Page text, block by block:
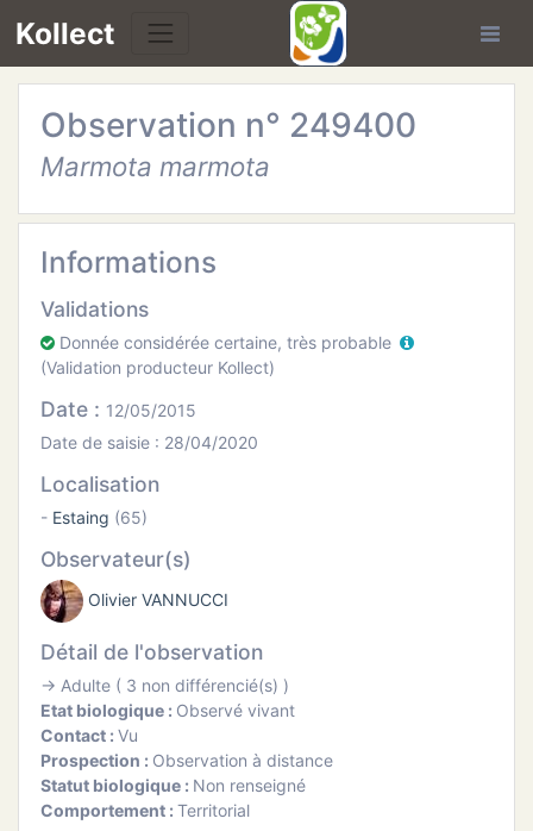
Kollect
Observation n° 249400
Marmota marmota
Informations
Validations
Donnée considérée certaine, très probable
(Validation producteur Kollect)
Date : 12/05/2015
Date de saisie : 28/04/2020
Localisation
- Estaing (65)
Observateur(s)
Olivier VANNUCCI
Détail de l'observation
→ Adulte ( 3 non différencié(s) )
Etat biologique : Observé vivant
Contact : Vu
Prospection : Observation à distance
Statut biologique : Non renseigné
Comportement : Territorial